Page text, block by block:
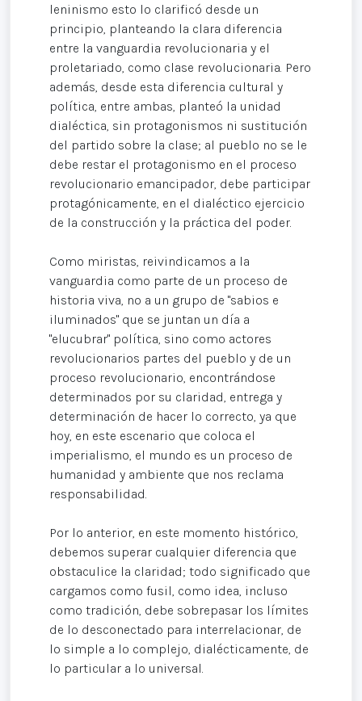
leninismo esto lo clarificó desde un
principio, planteando la clara diferencia
entre la vanguardia revolucionaria y el
proletariado, como clase revolucionaria. Pero
además, desde esta diferencia cultural y
política, entre ambas, planteó la unidad
dialéctica, sin protagonismos ni sustitución
del partido sobre la clase; al pueblo no se le
debe restar el protagonismo en el proceso
revolucionario emancipador, debe participar
protagónicamente, en el dialéctico ejercicio
de la construcción y la práctica del poder.
Como miristas, reivindicamos a la
vanguardia como parte de un proceso de
historia viva, no a un grupo de "sabios e
iluminados" que se juntan un día a
"elucubrar" política, sino como actores
revolucionarios partes del pueblo y de un
proceso revolucionario, encontrándose
determinados por su claridad, entrega y
determinación de hacer lo correcto, ya que
hoy, en este escenario que coloca el
imperialismo, el mundo es un proceso de
humanidad y ambiente que nos reclama
responsabilidad.
Por lo anterior, en este momento histórico,
debemos superar cualquier diferencia que
obstaculice la claridad; todo significado que
cargamos como fusil, como idea, incluso
como tradición, debe sobrepasar los límites
de lo desconectado para interrelacionar, de
lo simple a lo complejo, dialécticamente, de
lo particular a lo universal.